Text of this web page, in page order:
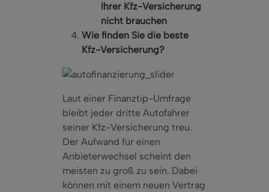
Ihrer Kfz-Versicherung
nicht brauchen
Wie finden Sie die beste
Kfz-Versicherung?
Laut einer Finanztip-Umfrage
bleibt jeder dritte Autofahrer
seiner Kfz-Versicherung treu.
Der Aufwand für einen
Anbieterwechsel scheint den
meisten zu groß zu sein. Dabei
können mit einem neuen Vertrag